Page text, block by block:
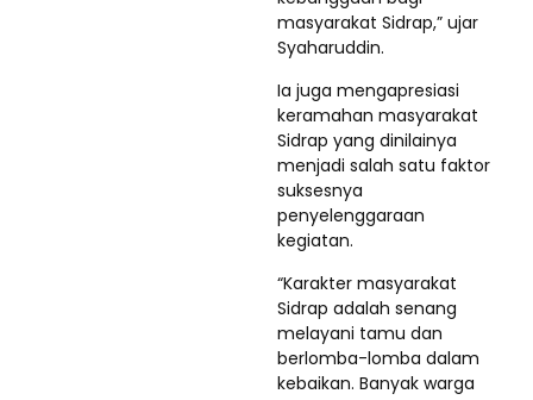
masyarakat Sidrap,” ujar
Syaharuddin.
Ia juga mengapresiasi
keramahan masyarakat
Sidrap yang dinilainya
menjadi salah satu faktor
suksesnya
penyelenggaraan
kegiatan.
“Karakter masyarakat
Sidrap adalah senang
melayani tamu dan
berlomba-lomba dalam
kebaikan. Banyak warga